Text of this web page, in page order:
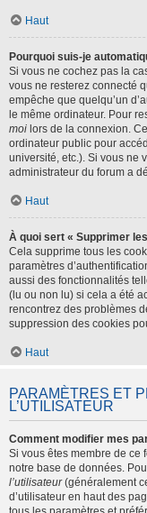
Haut
Pourquoi suis-je
Si vous ne cochez pas la
vous ne resterez connecté
empêche que quelqu’un
le même ordinateur. Pour
moi lors de la connexion.
ordinateur public pour
université, etc.). Si vous ne
administrateur du forum a
Haut
À quoi sert « Supprimer
Cela supprime tous les
paramètres
aussi des fonctionnalités
(lu ou non lu) si cela a été
rencontrez des problèmes
suppression des cookies
Haut
PARAMÈTRES ET
L’UTILISATEUR
Comment modifier mes
Si vous êtes membre de ce
notre base de données.
l’utilisateur(généralement
d’utilisateur en haut des